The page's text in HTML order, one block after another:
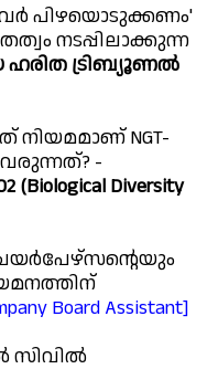
പിഴയൊടുക്കണം'
തത്വം നടപ്പിലാക്കുന്ന
ഹരിത ട്രിബ്യൂണൽ
നിയമമാണ് NGT-
-
Diversity
Board Assistant]
സിവിൽ